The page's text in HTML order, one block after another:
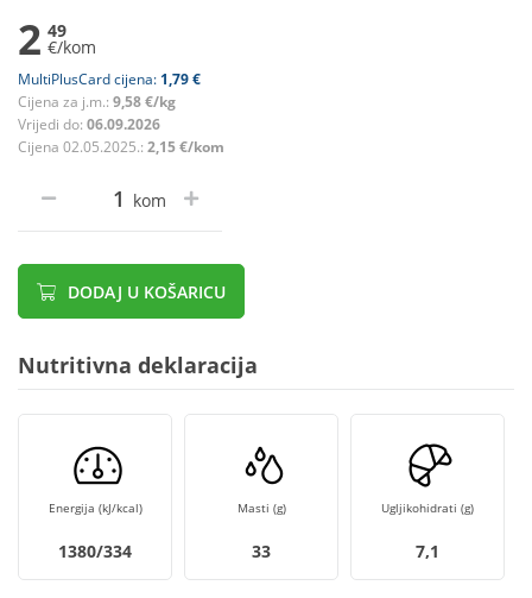
2 49
€/kom
MultiPlusCard cijena: 1,79 €
Cijena za j.m.: 9,58 €/kg
Vrijedi do: 06.09.2026
Cijena 02.05.2025.: 2,15 €/kom
kom
DODAJ U KOŠARICU
Nutritivna deklaracija
Energija (kJ/kcal)
1380/334
Masti (g)
33
Ugljikohidrati (g)
7,1